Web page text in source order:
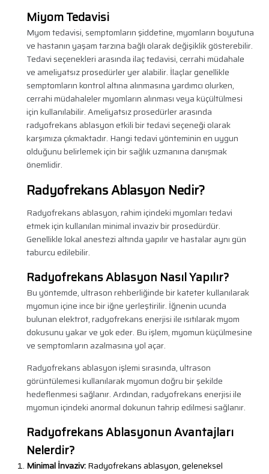
Miyom Tedavisi
Myom tedavisi, semptomların şiddetine, myomların boyutuna
ve hastanın yaşam tarzına bağlı olarak değişiklik gösterebilir.
Tedavi seçenekleri arasında ilaç tedavisi, cerrahi müdahale
ve ameliyatsız prosedürler yer alabilir. İlaçlar genellikle
semptomların kontrol altına alınmasına yardımcı olurken,
cerrahi müdahaleler myomların alınması veya küçültülmesi
için kullanılabilir. Ameliyatsız prosedürler arasında
radyofrekans ablasyon etkili bir tedavi seçeneği olarak
karşımıza çıkmaktadır. Hangi tedavi yönteminin en uygun
olduğunu belirlemek için bir sağlık uzmanına danışmak
önemlidir.
Radyofrekans Ablasyon Nedir?
Radyofrekans ablasyon, rahim içindeki myomları tedavi
etmek için kullanılan minimal invaziv bir prosedürdür.
Genellikle lokal anestezi altında yapılır ve hastalar aynı gün
taburcu edilebilir.
Radyofrekans Ablasyon Nasıl Yapılır?
Bu yöntemde, ultrason rehberliğinde bir kateter kullanılarak
myomun içine ince bir iğne yerleştirilir. İğnenin ucunda
bulunan elektrot, radyofrekans enerjisi ile ısıtılarak myom
dokusunu yakar ve yok eder. Bu işlem, myomun küçülmesine
ve semptomların azalmasına yol açar.
Radyofrekans ablasyon işlemi sırasında, ultrason
görüntülemesi kullanılarak myomun doğru bir şekilde
hedeflenmesi sağlanır. Ardından, radyofrekans enerjisi ile
myomun içindeki anormal dokunun tahrip edilmesi sağlanır.
Radyofrekans Ablasyonun Avantajları
Nelerdir?
Minimal İnvaziv:Radyofrekans ablasyon, geleneksel